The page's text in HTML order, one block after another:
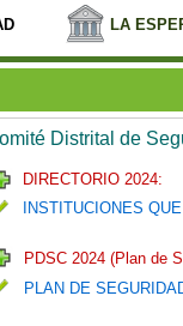
LA
Distrital de
DIRECTORIO 2024:
INSTITUCIONES
PDSC 2024 (Plan de
PLAN DE